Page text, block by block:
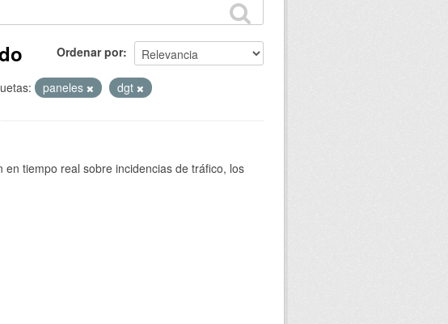
Ordenar por
paneles dgt
tiempo real sobre incidencias de tráfico, los